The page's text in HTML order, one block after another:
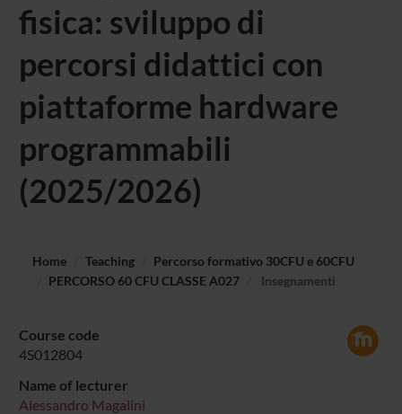
fisica: sviluppo di
percorsi didattici con
piattaforme hardware
programmabili
(2025/2026)
Home Teaching
Percorso formativo 30CFU e 60CFU
PERCORSO 60 CFU CLASSE A027
Insegnamenti
Course code
4S012804
Name of lecturer
Alessandro Magalini